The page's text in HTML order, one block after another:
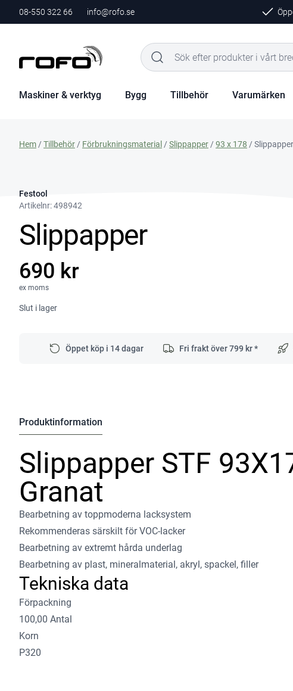
08-550 322 66 info@rofo.se
Maskiner & verktyg Bygg Tillbehör Varumärken
Hem /Tillbehör / Förbrukningsmaterial /Slippapper /93 x 178 / Slippapper
Festool
Artikelnr:498942
Slippapper
690 kr
ex moms
Slut i lager
Öppet köp i 14 dagar Fri frakt över799 kr *
Produktinformation
Slippapper STF
Granat
Bearbetning av toppmoderna lacksystem
Rekommenderas särskilt för VOC-lacker
Bearbetning av extremt hårda underlag
Bearbetning av plast, mineralmaterial, akryl, spackel, filler
Tekniska data
Förpackning
100,00 Antal
Korn
P320